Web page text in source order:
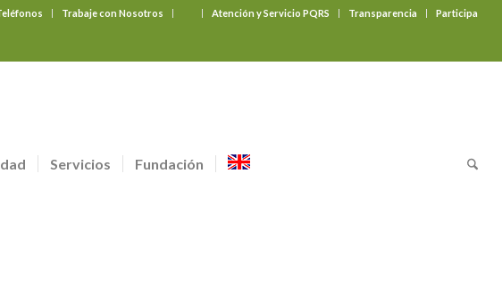
Trabaje con Nosotros Atención y Servicio PQRS Transparencia Participa
Servicios Fundación